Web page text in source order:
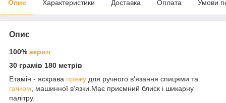
Опис Характеристики Доставка Оплата Умови
Опис
100% акрил
30 грамів 180 метрів
Етамін - яскрава пряжу для ручного в'язання спицями та
гачком, машинної в'язки.Має приємний блиск і шикарну
палітру.